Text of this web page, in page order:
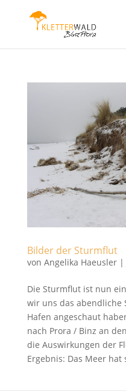
Bilder der Sturmflut
von Angelika Haeusler|
Die Sturmflut ist nun
wir uns das abendliche
Hafen angeschaut
nach Prora / Binz an
die Auswirkungen der
Ergebnis: Das Meer hat